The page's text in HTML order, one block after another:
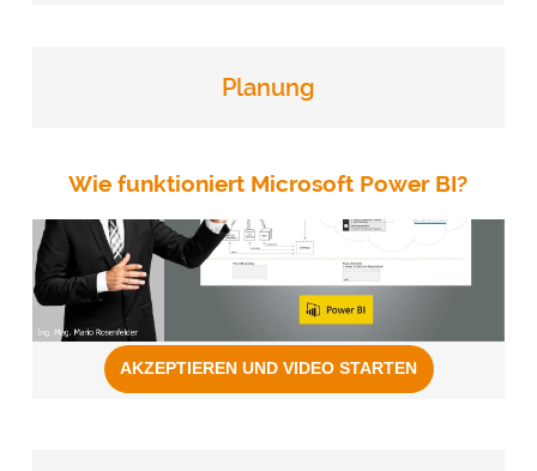
Planung
Wie funktioniert Microsoft Power BI?